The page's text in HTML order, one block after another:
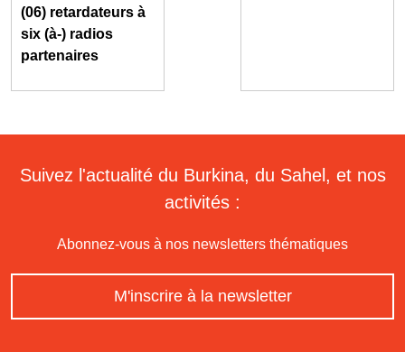
(06) retardateurs à
six (à-) radios
partenaires
Suivez l'actualité du Burkina, du Sahel, et nos
activités :
Abonnez-vous à nos newsletters thématiques
M'inscrire à la newsletter